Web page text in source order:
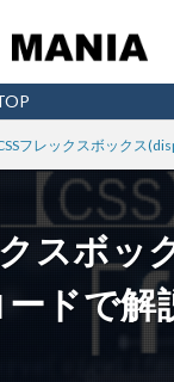
フレックスボックス
スボッ
ドで解